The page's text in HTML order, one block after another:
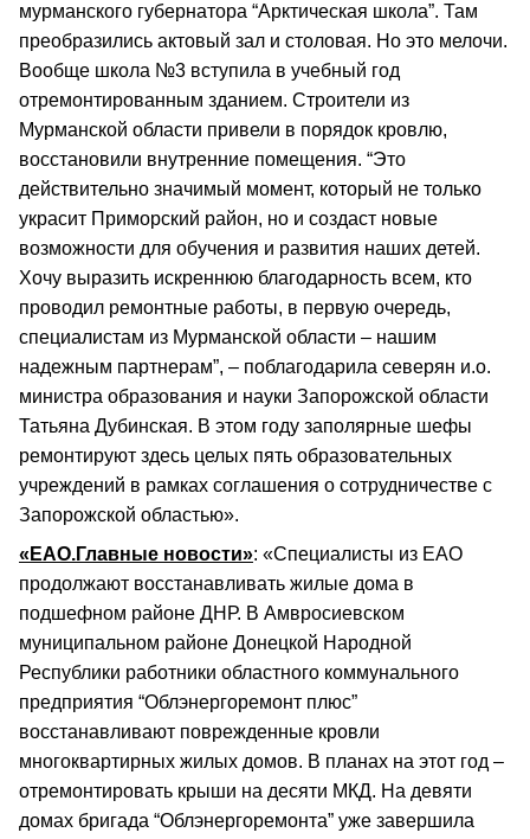
мурманского губернатора “Арктическая школа”. Там
преобразились актовый зал и столовая. Но это мелочи.
Вообще школа №3 вступила в учебный год
отремонтированным зданием. Строители из
Мурманской области привели в порядок кровлю,
восстановили внутренние помещения. “Это
действительно значимый момент, который не только
украсит Приморский район, но и создаст новые
возможности для обучения и развития наших детей.
Хочу выразить искреннюю благодарность всем, кто
проводил ремонтные работы, в первую очередь,
специалистам из Мурманской области – нашим
надежным партнерам”, – поблагодарила северян и.о.
министра образования и науки Запорожской области
Татьяна Дубинская. В этом году заполярные шефы
ремонтируют здесь целых пять образовательных
учреждений в рамках соглашения о сотрудничестве с
Запорожской областью».
«ЕАО.Главные новости»: «Специалисты из ЕАО
продолжают восстанавливать жилые дома в
подшефном районе ДНР. В Амвросиевском
муниципальном районе Донецкой Народной
Республики работники областного коммунального
предприятия “Облэнергоремонт плюс”
восстанавливают поврежденные кровли
многоквартирных жилых домов. В планах на этот год –
отремонтировать крыши на десяти МКД. На девяти
домах бригада “Облэнергоремонта” уже завершила